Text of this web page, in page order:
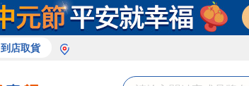
到店取貨